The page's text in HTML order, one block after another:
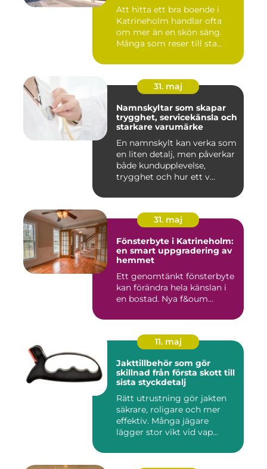
Att hitta ett bra boende i
Katrineholm handlar ofta
om mer än en skön säng.
Många som reser till sta...
31. maj
Namnskyltar som skapar
trygghet, servicekänsla och
starkare varumärke
En namnskylt kan verka som
en liten detalj, men påverkar
både kundupplevelse,
trygghet och hur ett v...
31. maj
Fönsterbyte i Katrineholm:
en smart uppgradering av
hemmet
Ett genomtänkt fönsterbyte
kan förändra hela känslan i
en bostad. Nya f&oum...
11. maj
Jakttillbehör som gör
skillnad från första skott till
sista styckdetalj
Rätt utrustning gör jakten
säkrare, roligare och mer
effektiv. Många jägare
lägger stor vikt vid vap...